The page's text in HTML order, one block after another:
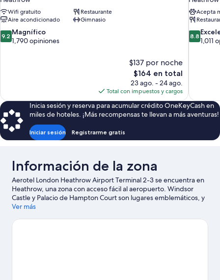
Wifi gratuito
Restaurante
Aire acondicionado
Gimnasio
9.2
de
9.2 Magnífico
1,790 opiniones
$137 por noche
El
precio
actual
es
de
$164
$164 en total
23 ago. - 24 ago.
Total con impuestos y cargos
Acepta
8.8
de
8.8
1,011
Inicia sesión y reserva para acumular crédito OneKeyCash en
miles de hoteles. ¡Más recompensas te llevan a más aventuras!
Iniciar sesión Registrarme gratis
Información de la zona
Aerotel London Heathrow Airport Terminal 2-3 se encuentra en
Heathrow, una zona con acceso fácil al aeropuerto. Windsor
Castle y Palacio de Hampton Court son lugares emblemáticos, y
la belleza natural de la zona puede apreciarse en Río Támesis y
Consulta el calendario de Estadio de fútbol Wembley Stadium o
Ver más